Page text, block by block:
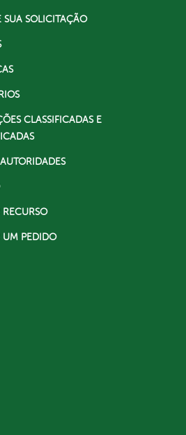
SUA SOLICITAÇÃO
CLASSIFICADAS E
UM PEDIDO